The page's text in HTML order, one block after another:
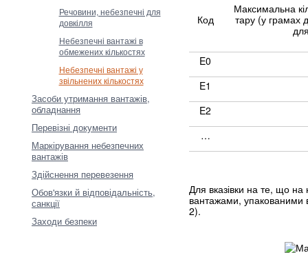
Речовини, небезпечні для
довкілля
Небезпечні вантажі в
обмежених кількостях
Небезпечні вантажі у
звільнених кількостях
Засоби утримання вантажів,
обладнання
Перевізні документи
Маркірування небезпечних
вантажів
Здійснення перевезення
Обов'язки й відповідальність,
санкції
Заходи безпеки
Код
Максимальна
тару (у грамах
E0
E1
E2
…
Для вказівки на те, що
вантажами, упакованими
2).